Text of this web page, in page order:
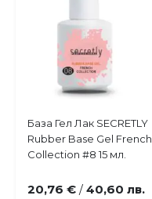
Добави
в
любими
Купи
База Гел Лак SECRETLY
Rubber Base Gel French
Collection #8 15 мл.
20,76 € / 40,60 лв.